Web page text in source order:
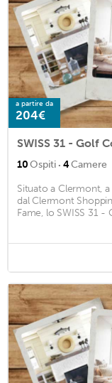
a partire da
204€
SWISS 31 - Golf
10Ospiti · 4Camere
Situato a Clermont,
dal Clermont
Fame, lo SWISS 31 -